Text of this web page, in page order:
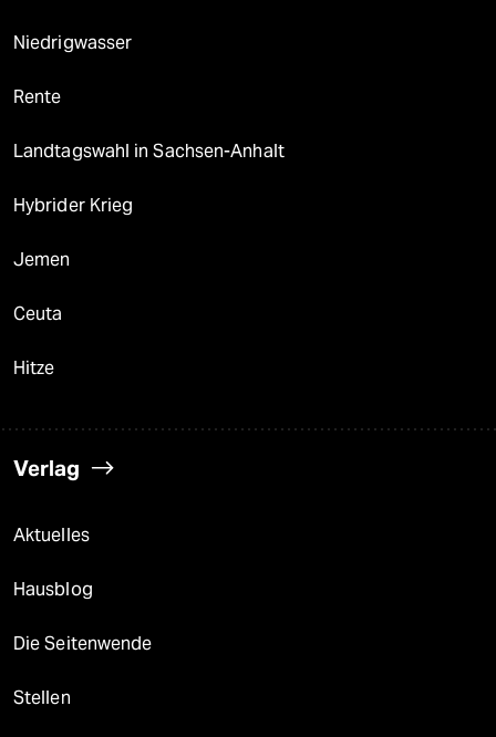
Niedrigwasser
Rente
Landtagswahl in Sachsen-Anhalt
Hybrider Krieg
Jemen
Ceuta
Hitze
Verlag
Aktuelles
Hausblog
Die Seitenwende
Stellen